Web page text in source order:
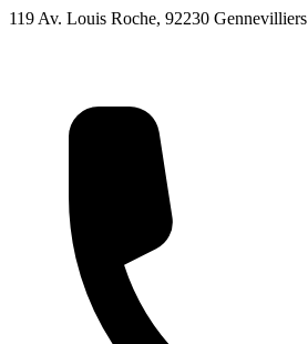
119 Av. Louis Roche, 92230 Gennevilliers